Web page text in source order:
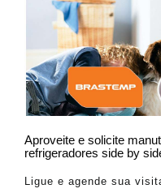
Aproveite e solicite
refrigeradores side by
Ligue e agende sua